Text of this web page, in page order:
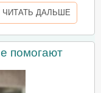
ЧИТАТЬ ДАЛЬШЕ
помогают